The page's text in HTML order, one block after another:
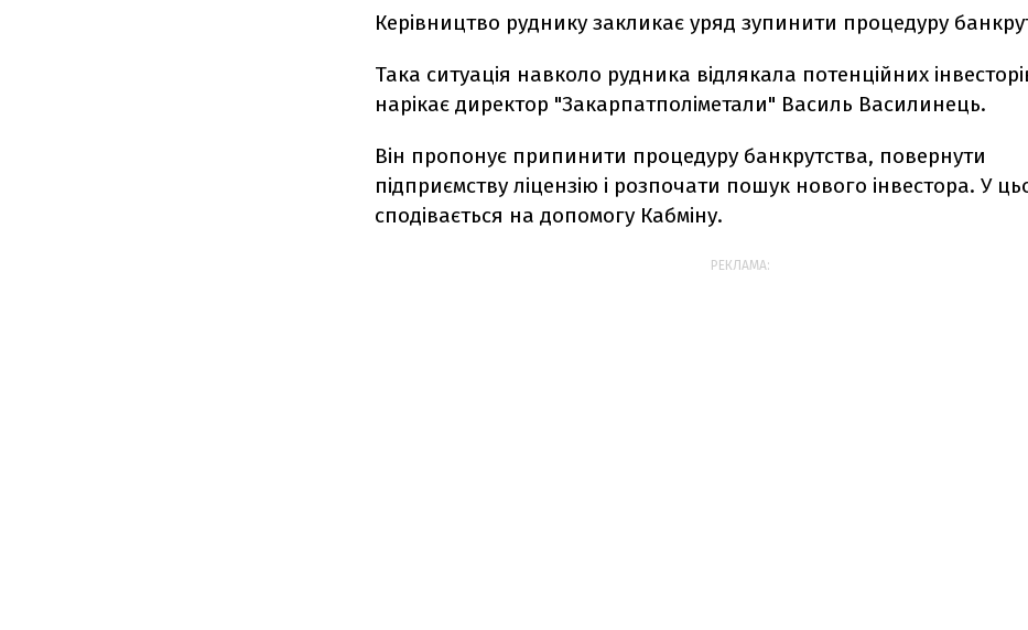
Керівництво руднику закликає уряд зупинити процедуру
Така ситуація навколо рудника відлякала потенційних
нарікає директор "Закарпатполіметали" Василь Василинець.
Він пропонує припинити процедуру банкрутства, повернути
підприємству ліцензію і розпочати пошук нового інвестора. У
сподівається на допомогу Кабміну.
РЕКЛАМА: